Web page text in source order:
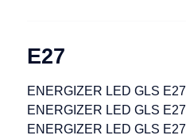
E27
ENERGIZER LED GLS
ENERGIZER LED GLS
ENERGIZER LED GLS